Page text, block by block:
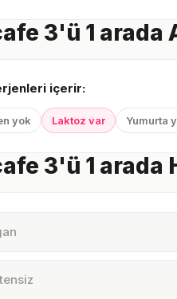
3'ü 1 arada
içerir:
yok Laktoz var Yumurta
3'ü 1 arada